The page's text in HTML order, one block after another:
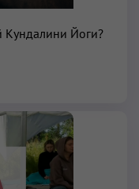
Кундалини Йоги?